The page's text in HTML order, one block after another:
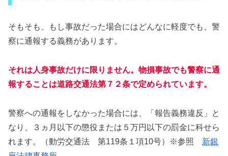
そもそも、もし事故だった場合にはどんなに軽度でも、警
察に通報する義務があります。
それは人身事故だけに限りません。物損事故でも警察に通
報することは道路交通法第７２条で定められています。
警察への通報をしなかった場合には、「報告義務違反」と
なり、３ヵ月以下の懲役または５万円以下の罰金に科せら
れます。（動労交通法 第119条１項10号）※参照 新銀